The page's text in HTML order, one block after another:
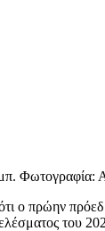
ο πρώην
του